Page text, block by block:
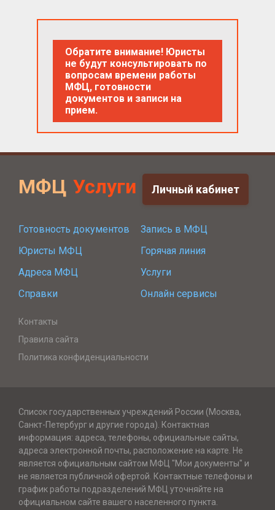
Обратите внимание! Юристы
не будут консультировать по
вопросам времени работы
МФЦ, готовности
документов и записи на
прием.
МФЦ Услуги Личный кабинет
Готовность документов
Запись в МФЦ
Юристы МФЦ
Горячая линия
Адреса МФЦ
Услуги
Справки
Онлайн сервисы
Контакты
Правила сайта
Политика конфиденциальности
Список государственных учреждений России (Москва,
Санкт-Петербург и другие города). Контактная
информация: адреса, телефоны, официальные сайты,
адреса электронной почты, расположение на карте. Не
является официальным сайтом МФЦ "Мои документы" и
не является публичной офертой. Контактные телефоны и
график работы подразделений МФЦ уточняйте на
официальном сайте вашего населенного пункта.